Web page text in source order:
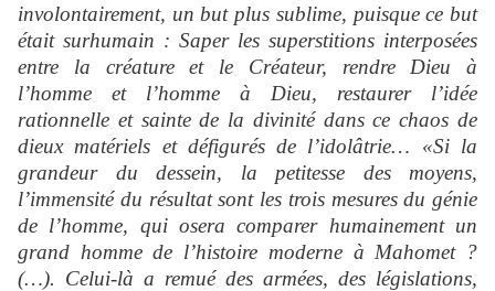
involontairement, un but plus sublime, puisque ce but
était surhumain : Saper les superstitions interposées
entre la créature et le Créateur, rendre Dieu à
l’homme et l’homme à Dieu, restaurer l’idée
rationnelle et sainte de la divinité dans ce chaos de
dieux matériels et défigurés de l’idolâtrie… «Si la
grandeur du dessein, la petitesse des moyens,
l’immensité du résultat sont les trois mesures du génie
de l’homme, qui osera comparer humainement un
grand homme de l’histoire moderne à Mahomet ?
(…). Celui-là a remué des armées, des législations,